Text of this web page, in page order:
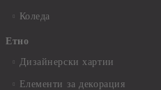
Коледа
Етно
Дизайнерски хартии
Елементи за декорация